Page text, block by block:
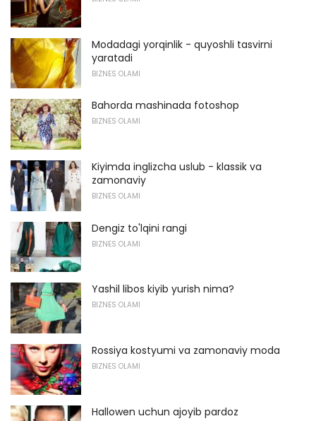
Modadagi yorqinlik - quyoshli tasvirni
yaratadi
BIZNES OLAMI
Bahorda mashinada fotoshop
BIZNES OLAMI
Kiyimda inglizcha uslub - klassik va
zamonaviy
BIZNES OLAMI
Dengiz to'lqini rangi
BIZNES OLAMI
Yashil libos kiyib yurish nima?
BIZNES OLAMI
Rossiya kostyumi va zamonaviy moda
BIZNES OLAMI
Hallowen uchun ajoyib pardoz